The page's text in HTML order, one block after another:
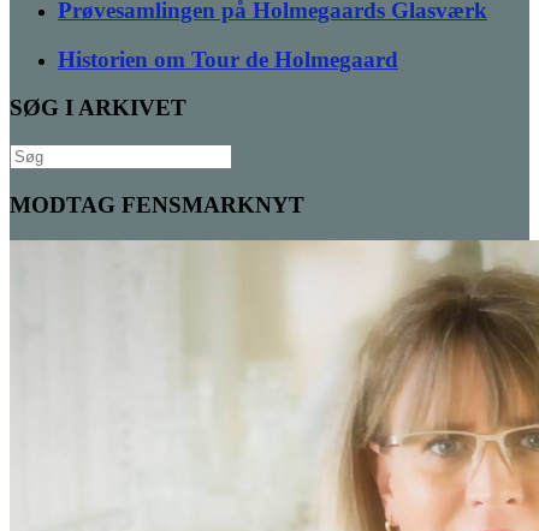
Prøvesamlingen på Holmegaards Glasværk
Historien om Tour de Holmegaard
SØG I ARKIVET
Søg
efter:
MODTAG FENSMARKNYT